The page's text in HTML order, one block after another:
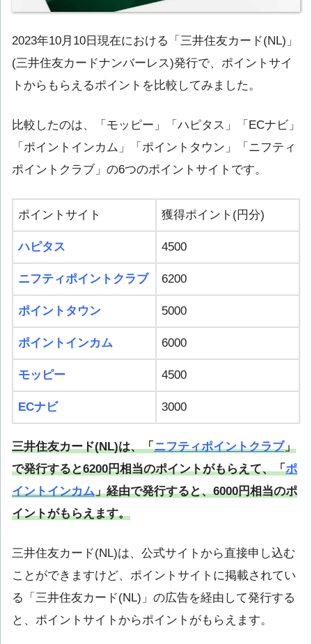
2023年10月10日現在における「三井住友カード(NL)」
(三井住友カードナンバーレス)発行で、ポイントサイ
トからもらえるポイントを比較してみました。
比較したのは、「モッピー」「ハピタス」「ECナビ」
「ポイントインカム」「ポイントタウン」「ニフティ
ポイントクラブ」の6つのポイントサイトです。
ポイントサイト 獲得ポイント(円分)
ハピタス 4500
ニフティポイントクラブ 6200
ポイントタウン 5000
ポイントインカム 6000
モッピー 4500
ECナビ 3000
三井住友カード(NL)は、「ニフティポイントクラブ」
で発行すると6200円相当のポイントがもらえて、「ポ
イントインカム」経由で発行すると、6000円相当のポ
イントがもらえます。
三井住友カード(NL)は、公式サイトから直接申し込む
ことができますけど、ポイントサイトに掲載されてい
る「三井住友カード(NL)」の広告を経由して発行する
と、ポイントサイトからポイントがもらえます。